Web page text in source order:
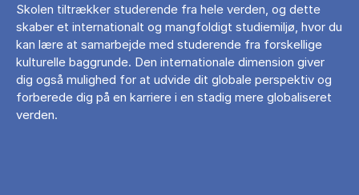
Skolen tiltrækker studerende fra hele verden, og dette
skaber et internationalt og mangfoldigt studiemiljø, hvor du
kan lære at samarbejde med studerende fra forskellige
kulturelle baggrunde. Den internationale dimension giver
dig også mulighed for at udvide dit globale perspektiv og
forberede dig på en karriere i en stadig mere globaliseret
verden.